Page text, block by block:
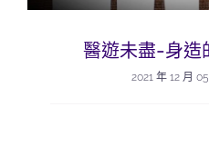
醫遊未盡-身造
2021 年 12 月